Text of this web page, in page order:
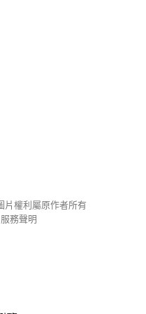
片權利屬原作者所有
服務聲明